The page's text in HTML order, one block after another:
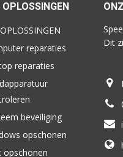
reparaties
reparaties
beveiliging
opschonen
opschonen
Dit